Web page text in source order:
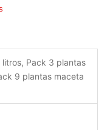
Pack 3 plantas
9 plantas maceta